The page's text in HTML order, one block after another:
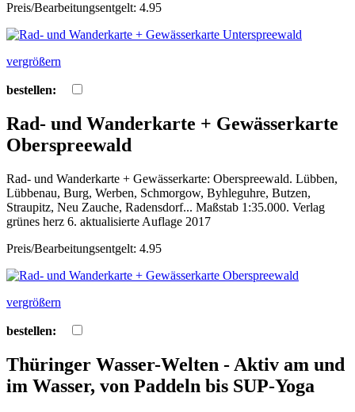
Preis/Bearbeitungsentgelt: 4.95
vergrößern
bestellen:
Rad- und Wanderkarte + Gewässerkarte
Oberspreewald
Rad- und Wanderkarte + Gewässerkarte: Oberspreewald. Lübben,
Lübbenau, Burg, Werben, Schmorgow, Byhleguhre, Butzen,
Straupitz, Neu Zauche, Radensdorf... Maßstab 1:35.000. Verlag
grünes herz 6. aktualisierte Auflage 2017
Preis/Bearbeitungsentgelt: 4.95
vergrößern
bestellen:
Thüringer Wasser-Welten - Aktiv am und
im Wasser, von Paddeln bis SUP-Yoga